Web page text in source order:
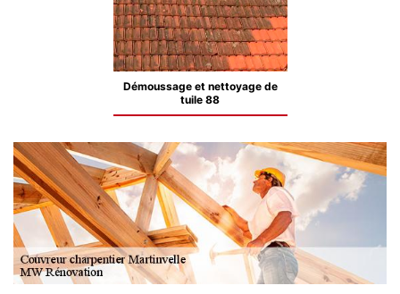
Démoussage et nettoyage de
tuile 88